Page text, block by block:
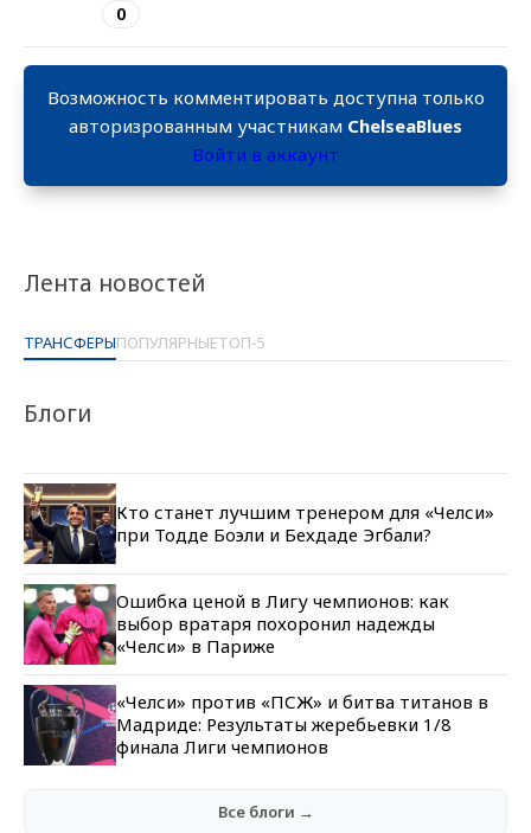
Лента новостей
ТРАНСФЕРЫПОПУЛЯРНЫЕТОП-5
Блоги
Кто станет лучшим тренером для «Челси»
при Тодде Боэли и Бехдаде Эгбали?
Ошибка ценой в Лигу чемпионов: как
выбор вратаря похоронил надежды
«Челси» в Париже
«Челси» против «ПСЖ» и битва титанов в
Мадриде: Результаты жеребьевки 1/8
финала Лиги чемпионов
Все блоги →
0
Возможность комментировать доступна только
авторизрованным участникам ChelseaBlues
Войти в аккаунт